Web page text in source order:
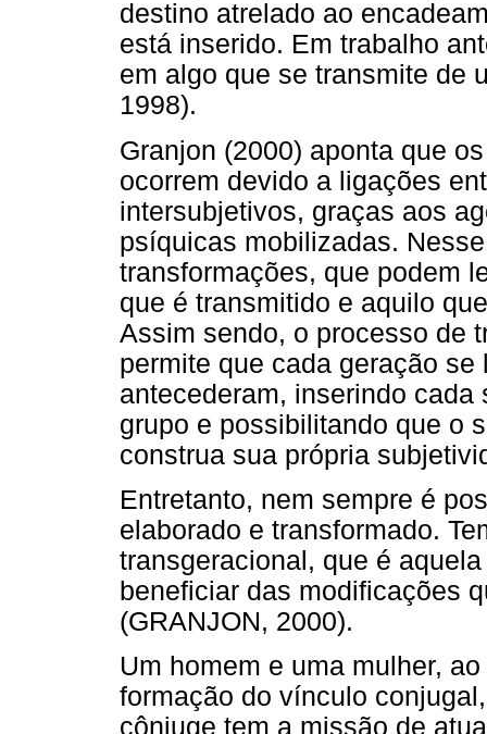
destino atrelado ao
está inserido. Em trabalho
em algo que se transmite de
1998).
Granjon (2000) aponta que
ocorrem devido a ligações
intersubjetivos, graças aos
psíquicas mobilizadas.
transformações, que podem
que é transmitido e aquilo
Assim sendo, o processo de
permite que cada geração
antecederam, inserindo
grupo e possibilitando que o
construa sua própria
Entretanto, nem sempre é
elaborado e transformado.
transgeracional, que é
beneficiar das modificações
(GRANJON, 2000).
Um homem e uma mulher,
formação do vínculo
cônjuge tem a missão de